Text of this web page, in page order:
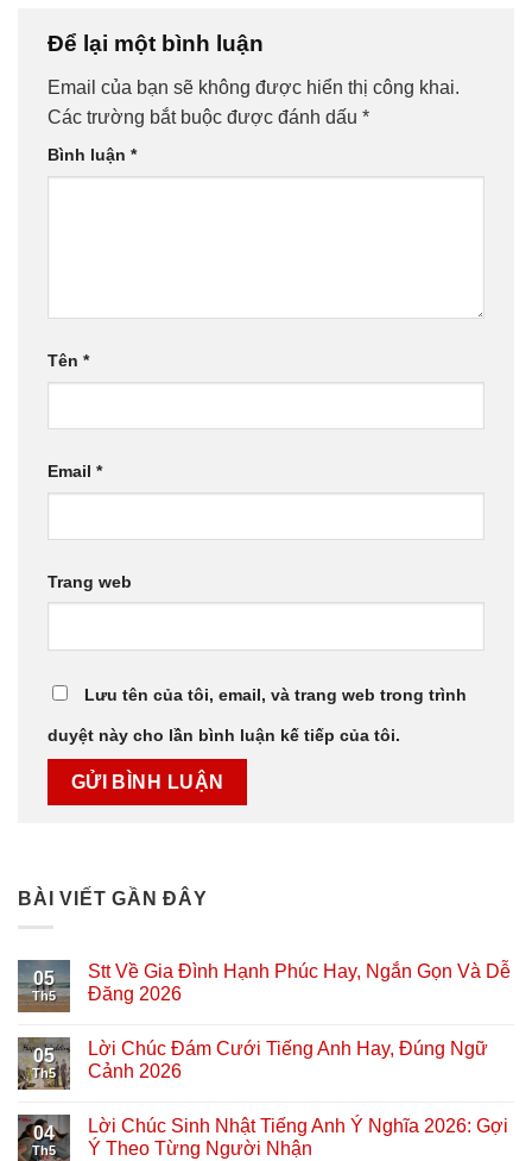
Để lại một bình luận
Email của bạn sẽ không được hiển thị công khai.
Các trường bắt buộc được đánh dấu *
Bình luận *
Tên *
Email *
Trang web
Lưu tên của tôi, email, và trang web trong trình
duyệt này cho lần bình luận kế tiếp của tôi.
BÀI VIẾT GẦN ĐÂY
05
Th5
Stt Về Gia Đình Hạnh Phúc Hay, Ngắn Gọn Và Dễ
Đăng 2026
05
Th5
Lời Chúc Đám Cưới Tiếng Anh Hay, Đúng Ngữ
Cảnh 2026
04
Th5
Lời Chúc Sinh Nhật Tiếng Anh Ý Nghĩa 2026: Gợi
Ý Theo Từng Người Nhận